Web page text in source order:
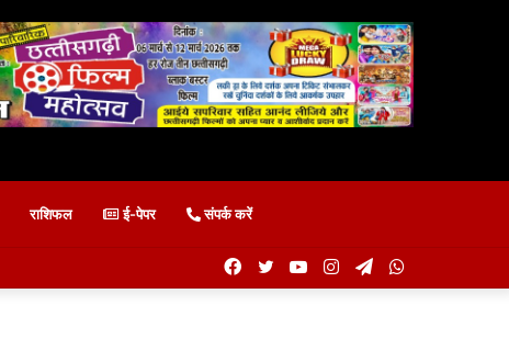
राशिफल ई-पेपर संपर्क करें
Telegram
Instagram
YouTube
Twitter
Facebook